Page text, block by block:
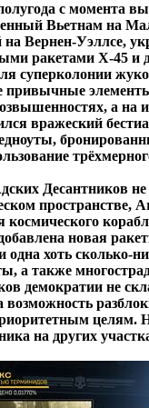
с момента
Вьетнам на
Вернен-Уэллсе,
ракетами X-45
суперколонии
привычные
а на
вражеский
Десантников
пространстве,
новая
одна хоть сколько-
а также
демократии не
целям.
на других